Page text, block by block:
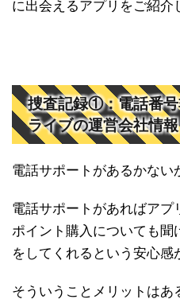
に出会えるアプリをご紹介
捜査記録①：電話番
ライブの運営会社情報
電話サポートがあるかない
電話サポートがあればアプ
ポイント購入についても聞
をしてくれるという安心感
そういうことメリットはあ